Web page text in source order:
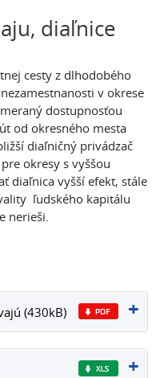
diaľnice
cesty z dlhodobého
v okrese
dostupnosťou
od okresného mesta
diaľničný privádzač
okresy s vyššou
diaľnica vyšší efekt, stále
ľudského kapitálu
nerieši.
(430kB)